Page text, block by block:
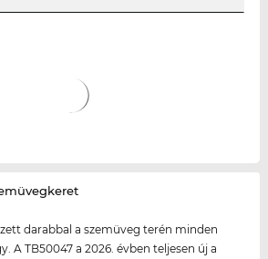
darabbal a szemüveg terén minden
A TB50047 a 2026. évben teljesen új a